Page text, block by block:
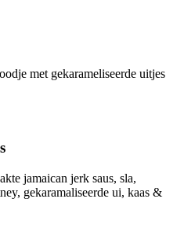
met gekarameliseerde uitjes
jamaican jerk saus, sla,
gekaramaliseerde ui, kaas &